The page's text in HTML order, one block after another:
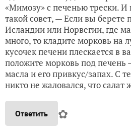
«Мимозу» с печенью трески.
такой совет, — Если вы берете
Исландии или Норвегии, где
много, то кладите морковь на
кусочек печени плескается в
положите морковь под печень
масла и его привкус/запах. С
никто не жаловался, что
Ответить ✿